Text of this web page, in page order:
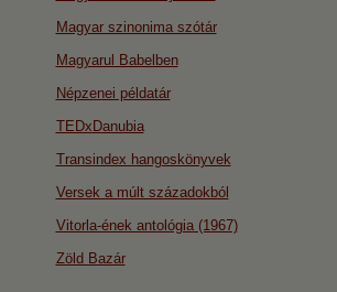
Magyar szinonima szótár
Magyarul Babelben
Népzenei példatár
TEDxDanubia
Transindex hangoskönyvek
Versek a múlt századokból
Vitorla-ének antológia (1967)
Zöld Bazár